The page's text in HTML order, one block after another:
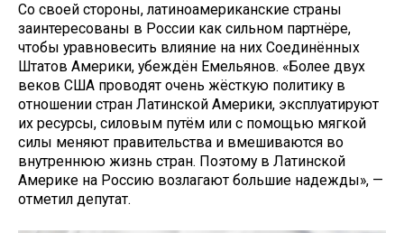
Со своей стороны, латиноамериканские страны
заинтересованы в России как сильном партнёре,
чтобы уравновесить влияние на них Соединённых
Штатов Америки, убеждён Емельянов. «Более двух
веков США проводят очень жёсткую политику в
отношении стран Латинской Америки, эксп­луатируют
их ресурсы, силовым путём или с помощью мягкой
силы меняют правительства и вмешиваются во
внутреннюю жизнь стран. Поэтому в Латинской
Америке на Россию возлагают большие надежды», —
отметил депутат.